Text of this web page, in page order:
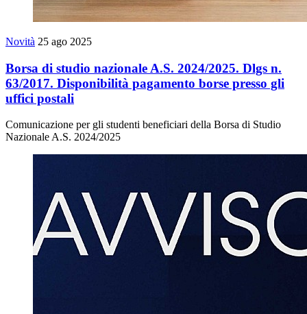
Novità 25 ago 2025
Borsa di studio nazionale A.S. 2024/2025. Dlgs n.
63/2017. Disponibilità pagamento borse presso gli
uffici postali
Comunicazione per gli studenti beneficiari della Borsa di Studio
Nazionale A.S. 2024/2025